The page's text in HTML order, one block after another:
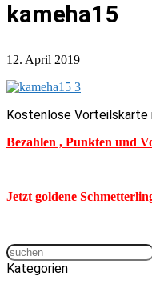
kameha15
12. April 2019
Kostenlose Vorteilskarte
Bezahlen , Punkten und
Jetzt goldene
Kategorien